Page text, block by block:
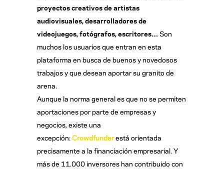
proyectos creativos de artistas
audiovisuales, desarrolladores de
videojuegos, fotógrafos, escritores… Son
muchos los usuarios que entran en esta
plataforma en busca de buenos y novedosos
trabajos y que desean aportar su granito de
arena.
Aunque la norma general es que no se permiten
aportaciones por parte de empresas y
negocios, existe una
excepción:Crowdfunderestá orientada
precisamente a la financiación empresarial. Y
más de 11.000 inversores han contribuido con